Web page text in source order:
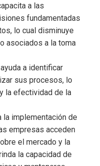
a las
fundamentadas
lo cual disminuye
asociados a la toma
a identificar
sus procesos, lo
la efectividad de la
la implementación de
empresas acceden
el mercado y la
la capacidad de